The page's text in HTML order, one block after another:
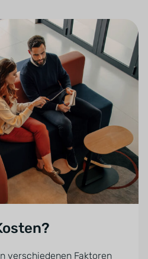
verschiedenen Faktoren